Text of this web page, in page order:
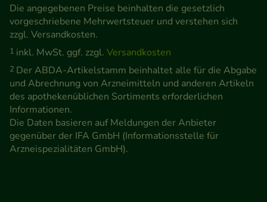
unsere Website weiter für Sie optimieren können,
den Inhalt auf unserer Website aber auch die
Werbung auf Drittseiten möglichst relevant für Sie
zu gestalten. Bitte beachten Sie, dass Daten hierfür
teilweise an Dritte wie z.B. Google oder soziale
Medien übertragen werden.
Die angegebenen Preise beinhalten die gesetzlich
vorgeschriebene Mehrwertsteuer und verstehen sich
zzgl. Versandkosten.
1 inkl. MwSt. ggf. zzgl. Versandkosten
2 Der ABDA-Artikelstamm beinhaltet alle für die Abgabe
und Abrechnung von Arzneimitteln und anderen Artikeln
des apothekenüblichen Sortiments erforderlichen
Informationen.
Die Daten basieren auf Meldungen der Anbieter
gegenüber der IFA GmbH (Informationsstelle für
Arzneispezialitäten GmbH).